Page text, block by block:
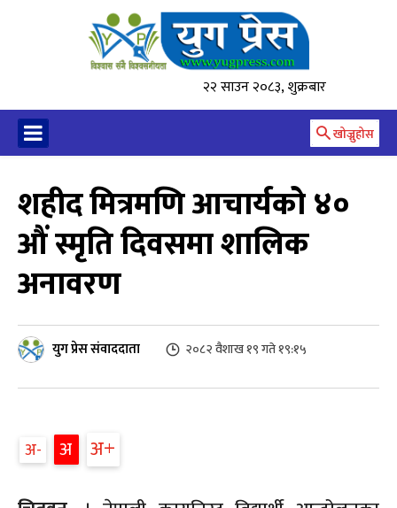
२२ साउन २०८३, शुक्रबार
खोज्नुहोस
शहीद मित्रमणि आचार्यको ४०
औं स्मृति दिवसमा शालिक
अनावरण
युग प्रेस संवाददाता २०८२ वैशाख १९ गते १९:१५
अ अ अ